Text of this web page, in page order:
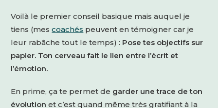
Voilà le premier conseil basique mais auquel je
tiens (mescoachés peuvent en témoigner car je
leur rabâche tout le temps) : Pose tes objectifs sur
papier. Ton cerveau fait le lien entre l’écrit et
l’émotion.
En prime, ça te permet de garder une trace de ton
évolutionet c’est quand même très gratifiant à la